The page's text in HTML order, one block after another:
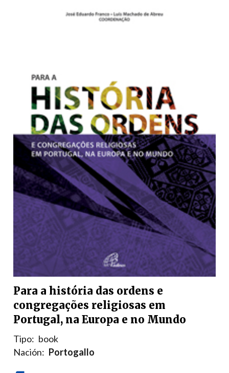
Para a história das ordens e
congregações religiosas em
Portugal, na Europa e no Mundo
Tipo: book
Nación: Portogallo